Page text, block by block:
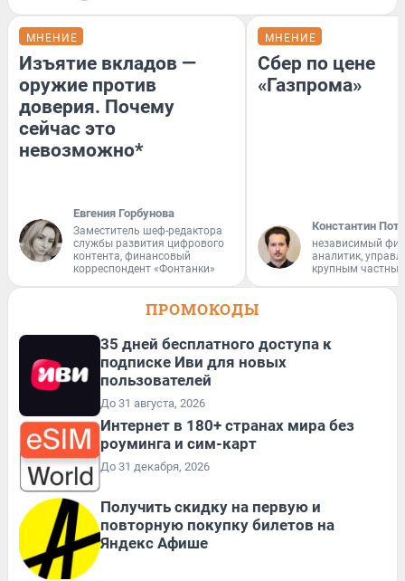
МНЕНИЕ
Изъятие вкладов —
оружие против
доверия. Почему
сейчас это
невозможно*
Евгения Горбунова
Заместитель шеф-редактора
службы развития цифрового
контента, финансовый
корреспондент «Фонтанки»
МНЕНИЕ
Сбер по цене
«Газпрома»
Константин
независимый
аналитик,
крупным
ПРОМОКОДЫ
35 дней бесплатного доступа к
подписке Иви для новых
пользователей
До 31 августа, 2026
Интернет в 180+ странах мира без
роуминга и сим-карт
До 31 декабря, 2026
Получить скидку на первую и
повторную покупку билетов на
Яндекс Афише